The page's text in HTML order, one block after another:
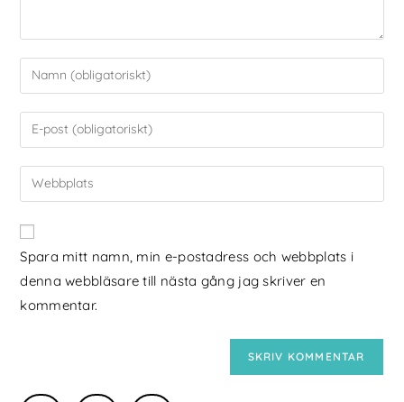
Spara mitt namn, min e-postadress och webbplats i
denna webbläsare till nästa gång jag skriver en
kommentar.